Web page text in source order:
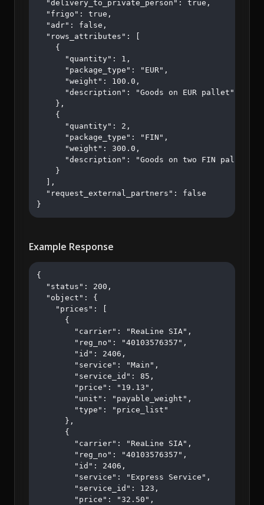
  "delivery_to_private_person": true,
  "frigo": true,
  "adr": false,
  "rows_attributes": [
    {
      "quantity": 1,
      "package_type": "EUR",
      "weight": 100.0,
      "description": "Goods on EUR pallet"
    },
    {
      "quantity": 2,
      "package_type": "FIN",
      "weight": 300.0,
      "description": "Goods on two FIN pallets"
    }
  ],
  "request_external_partners": false
}
Example Response
{
  "status": 200,
  "object": {
    "prices": [
      {
        "carrier": "ReaLine SIA",
        "reg_no": "40103576357",
        "id": 2406,
        "service": "Main",
        "service_id": 85,
        "price": "19.13",
        "unit": "payable_weight",
        "type": "price_list"
      },
      {
        "carrier": "ReaLine SIA",
        "reg_no": "40103576357",
        "id": 2406,
        "service": "Express Service",
        "service_id": 123,
        "price": "32.50",